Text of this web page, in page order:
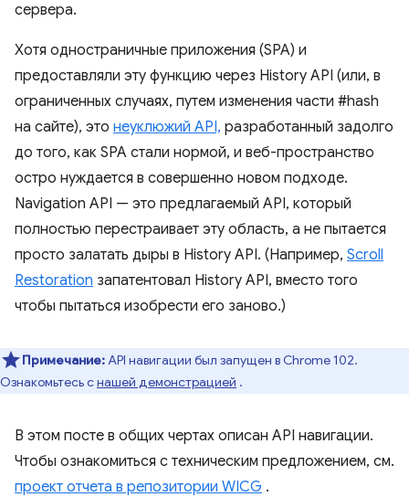
сервера.
Хотя одностраничные приложения (SPA) и
предоставляли эту функцию через History API (или, в
ограниченных случаях, путем изменения части #hash
на сайте), это неуклюжий API, разработанный задолго
до того, как SPA стали нормой, и веб-пространство
остро нуждается в совершенно новом подходе.
Navigation API — это предлагаемый API, который
полностью перестраивает эту область, а не пытается
просто залатать дыры в History API. (Например, Scroll
Restoration запатентовал History API, вместо того
чтобы пытаться изобрести его заново.)
Примечание:API навигации был запущен в Chrome 102.
Ознакомьтесь снашей демонстрацией .
В этом посте в общих чертах описан API навигации.
Чтобы ознакомиться с техническим предложением, см.
проект отчета в репозитории WICG .